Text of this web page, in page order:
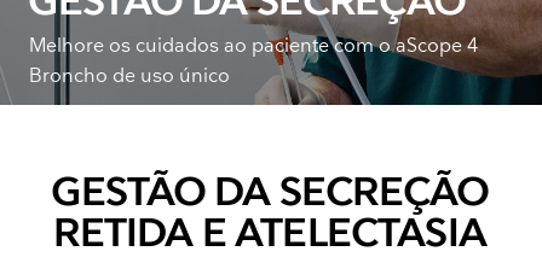
Melhore os cuidados ao paciente com o aScope 4
Broncho de uso único
GESTÃO DA SECREÇÃO
RETIDA E ATELECTASIA